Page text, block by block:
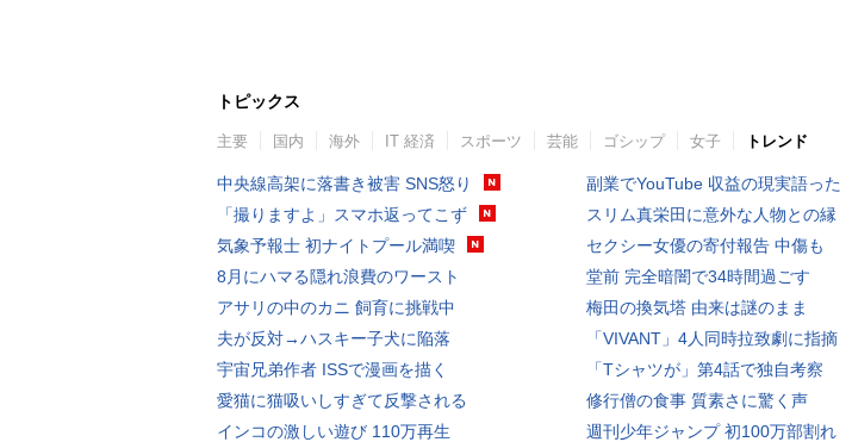
トピックス
主要 国内 海外 IT 経済 スポーツ 芸能 ゴシップ 女子 トレンド
中央線高架に落書き被害 SNS怒り
「撮りますよ」スマホ返ってこず
気象予報士 初ナイトプール満喫
8月にハマる隠れ浪費のワースト
アサリの中のカニ 飼育に挑戦中
夫が反対→ハスキー子犬に陥落
宇宙兄弟作者 ISSで漫画を描く
愛猫に猫吸いしすぎて反撃される
インコの激しい遊び 110万再生
副業でYouTube 収益の現実語った
スリム真栄田に意外な人物との縁
セクシー女優の寄付報告 中傷も
堂前 完全暗闇で34時間過ごす
梅田の換気塔 由来は謎のまま
「VIVANT」4人同時拉致劇に指摘
「Tシャツが」第4話で独自考察
修行僧の食事 質素さに驚く声
週刊少年ジャンプ 初100万部割れ